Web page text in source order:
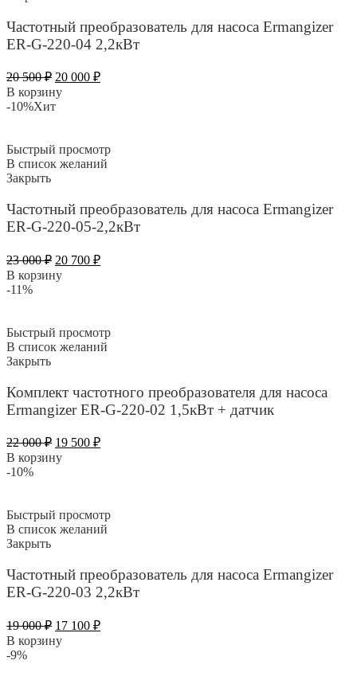
Частотный преобразователь для насоса Ermangizer
ER-G-220-04 2,2кВт
20 500₽ Первоначальная
цена
составляла
20 000 ₽Текущая
В корзину
-10%Хит
Быстрый просмотр
В список желаний
Закрыть
Частотный преобразователь для насоса Ermangizer
ER-G-220-05-2,2кВт
23 000₽ Первоначальная
цена
составляла
20 700 ₽Текущая
В корзину
-11%
Быстрый просмотр
В список желаний
Закрыть
Комплект частотного преобразователя для насоса
Ermangizer ER-G-220-02 1,5кВт + датчик
22 000₽ Первоначальная
цена
составляла
19 500 ₽Текущая
В корзину
-10%
Быстрый просмотр
В список желаний
Закрыть
Частотный преобразователь для насоса Ermangizer
ER-G-220-03 2,2кВт
19 000₽ Первоначальная
цена
составляла
17 100 ₽Текущая
В корзину
-9%